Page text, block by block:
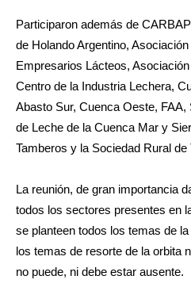
Participaron además de
de Holando Argentino,
Empresarios Lácteos,
Centro de la Industria Lechera,
Abasto Sur, Cuenca Oeste,
de Leche de la Cuenca Mar y
Tamberos y la Sociedad Rural de
La reunión, de gran importancia
todos los sectores presentes en
se planteen todos los temas de
los temas de resorte de la orbita
no puede, ni debe estar ausente.